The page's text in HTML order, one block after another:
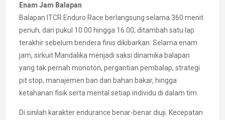
Enam Jam Balapan
Balapan ITCR Enduro Race berlangsung selama 360 menit
penuh, dari pukul 10.00 hingga 16.00, ditambah satu lap
terakhir sebelum bendera finis dikibarkan. Selama enam
jam, sirkuit Mandalika menjadi saksi dinamika balapan
yang tak pernah monoton, pergantian pembalap, strategi
pit stop, manajemen ban dan bahan bakar, hingga
ketahanan fisik serta mental setiap individu di dalam tim.
Di sinilah karakter endurance benar-benar diuji. Kecepatan